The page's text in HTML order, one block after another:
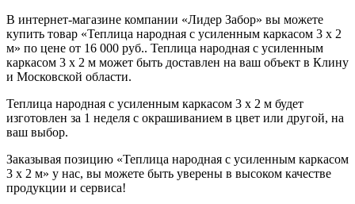
В интернет-магазине компании «Лидер Забор» вы можете
купить товар «Теплица народная с усиленным каркасом 3 x 2
м» по цене от 16 000 руб.. Теплица народная с усиленным
каркасом 3 x 2 м может быть доставлен на ваш объект в Клину
и Московской области.
Теплица народная с усиленным каркасом 3 x 2 м будет
изготовлен за 1 неделя с окрашиванием в цвет или другой, на
ваш выбор.
Заказывая позицию «Теплица народная с усиленным каркасом
3 x 2 м» у нас, вы можете быть уверены в высоком качестве
продукции и сервиса!